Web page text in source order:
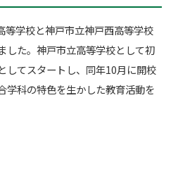
等学校と神戸市立神戸西高等学校
した。神戸市立高等学校として初
してスタートし、同年10月に開校
学科の特色を生かした教育活動を